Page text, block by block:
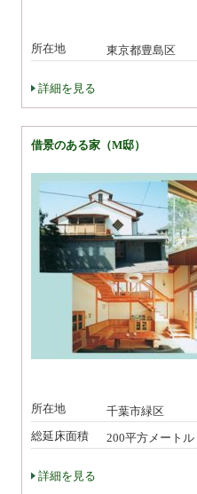
所在地 東京都豊島区
詳細を見る
借景のある家（M邸）
所在地
千葉市緑区
総延床面積
200平方メートル
詳細を見る